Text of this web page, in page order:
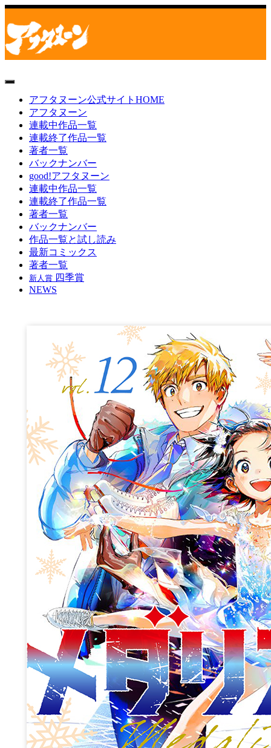
toggle
navigationアフタヌーン公式サイトHOME
アフタヌーン
連載中作品一覧
連載終了作品一覧
著者一覧
バックナンバー
good!アフタヌーン
連載中作品一覧
連載終了作品一覧
著者一覧
バックナンバー
作品一覧と試し読み
最新コミックス
著者一覧
新人賞 四季賞
NEWS